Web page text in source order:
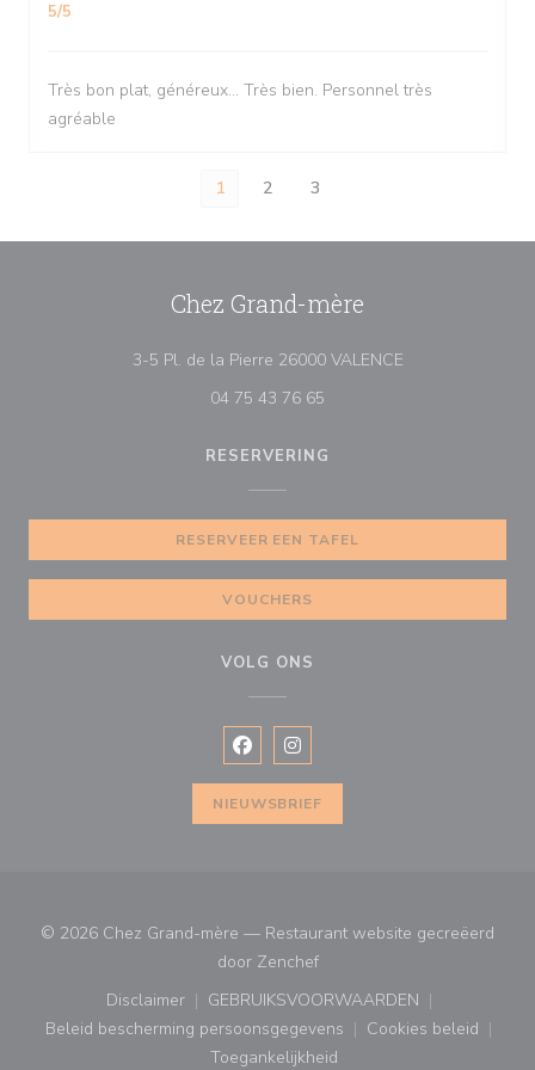
5/5
Très bon plat, généreux... Très bien. Personnel très
agréable
1 2 3
Chez Grand-mère
3-5 Pl. de la Pierre 26000 VALENCE((opent in een
04 75 43 76 65
RESERVERING
RESERVEER EEN TAFEL
VOUCHERS
VOLG ONS
Facebook ((opent in een nieuw
Instagram ((opent in een
NIEUWSBRIEF
© 2026 Chez Grand-mère — Restaurant website gecreëerd
door Zenchef((opent in een nieuw
Disclaimer
((opent in een nieuw venster))
GEBRUIKSVOORWAARDEN
((opent in een nieuw
Beleid bescherming persoonsgegevens
((opent in een nieuw venster))
Cookies beleid
((opent in
Toegankelijkheid